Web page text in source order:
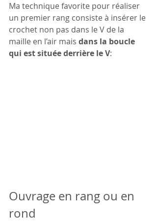
Ma technique favorite pour réaliser
un premier rang consiste à insérer le
crochet non pas dans le V de la
maille en l’air mais dans la boucle
qui est située derrière le V:
Ouvrage en rang ou en
rond